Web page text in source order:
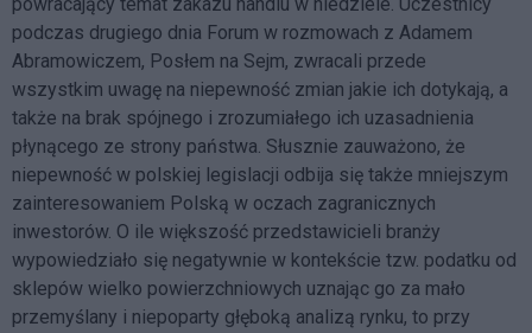
podczas drugiego dnia Forum w rozmowach z Adamem
Abramowiczem, Posłem na Sejm, zwracali przede
wszystkim uwagę na niepewność zmian jakie ich dotykają, a
także na brak spójnego i zrozumiałego ich uzasadnienia
płynącego ze strony państwa. Słusznie zauważono, że
niepewność w polskiej legislacji odbija się także mniejszym
zainteresowaniem Polską w oczach zagranicznych
inwestorów. O ile większość przedstawicieli branży
wypowiedziało się negatywnie w kontekście tzw. podatku od
sklepów wielko powierzchniowych uznając go za mało
przemyślany i niepoparty głęboką analizą rynku, to przy